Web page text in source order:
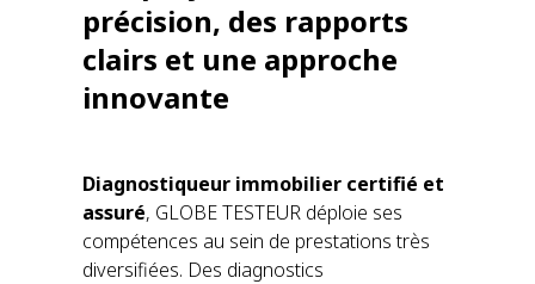
précision, des rapports
clairs et une approche
innovante
Diagnostiqueur immobilier certifié et
assuré, GLOBE TESTEUR déploie ses
compétences au sein de prestations très
diversifiées. Des diagnostics